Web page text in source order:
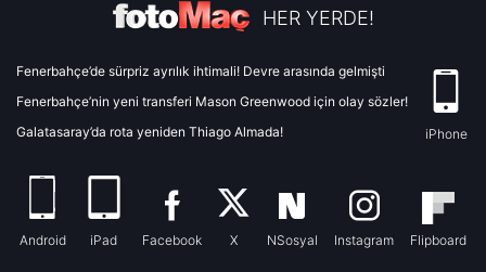
HER YERDE!
Fenerbahçe’de sürpriz ayrılık ihtimali! Devre arasında gelmişti
Fenerbahçe’nin yeni transferi Mason Greenwood için olay sözler!
Galatasaray’da rota yeniden Thiago Almada!
iPhone
Android iPad Facebook X NSosyal Instagram Flipboard